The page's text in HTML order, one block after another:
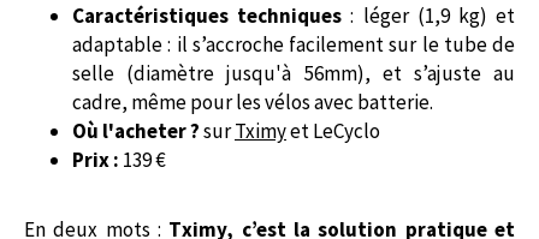
Caractéristiques techniques : léger (1,9 kg) et
adaptable : il s’accroche facilement sur le tube de
selle (diamètre jusqu'à 56mm), et s’ajuste au
cadre, même pour les vélos avec batterie.
Où l'acheter ?surTximyet LeCyclo
Prix : 139 €
En deux mots : Tximy, c’est la solution pratique et